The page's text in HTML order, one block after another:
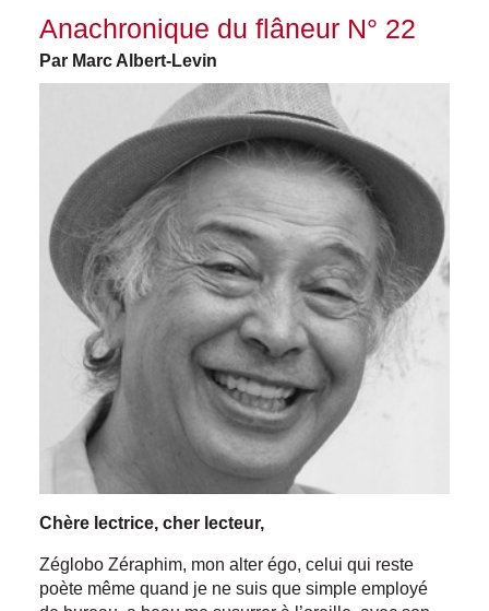
Anachronique du flâneur N° 22
Par Marc Albert-Levin
Chère lectrice, cher lecteur,
Zéglobo Zéraphim, mon alter égo, celui qui reste
poète même quand je ne suis que simple employé